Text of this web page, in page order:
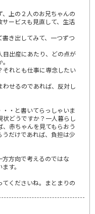
上の２人のお兄ちゃんの
ービスも見直して、生活
き出してみて、一つずつ
目出産にあたり、どの点が
それとも仕事に専念したい
せるのであれば、反対し
・と書いてらっしゃいま
どうですか？一人暮らし
赤ちゃんを見てもらおう
だけであれば、負担は少
方方向で考えるのではな
す。
くださいね。まとまりの